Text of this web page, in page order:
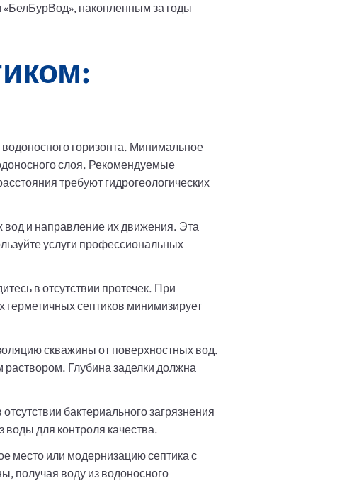
накопленным за годы
водоносного горизонта. Минимальное
слоя. Рекомендуемые
требуют гидрогеологических
вод и направление их движения. Эта
услуги профессиональных
в отсутствии протечек. При
септиков минимизирует
скважины от поверхностных вод.
Глубина заделки должна
бактериального загрязнения
для контроля качества.
место или модернизацию септика с
получая воду из водоносного